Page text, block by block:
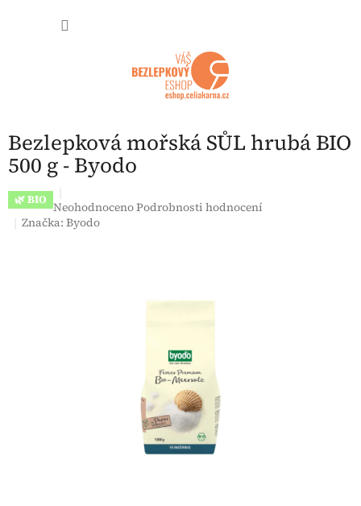
Bezlepková mořská SŮL hrubá BIO
500 g - Byodo
🌿 BIO Průměrné hodnocení produktu je 0,0 z 5 hvězdiček.
NeohodnocenoPodrobnosti hodnocení
Značka:Byodo